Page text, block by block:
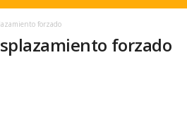
forzado
forzado